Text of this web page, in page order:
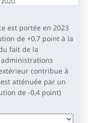
est portée en 2023
de +0,7 point à la
fait de la
contribue à
atténuée par un
de -0,4 point)